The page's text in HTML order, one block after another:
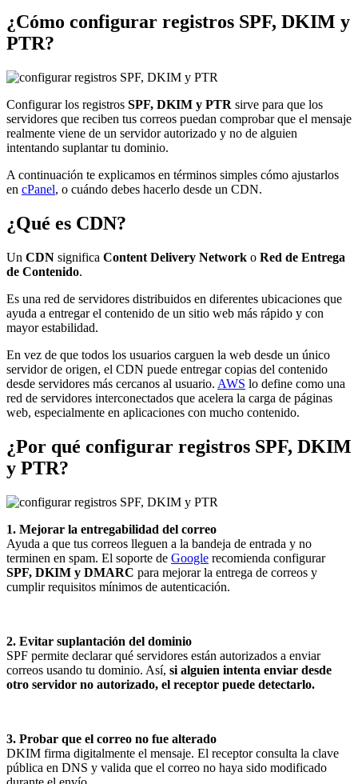
¿Cómo configurar registros SPF, DKIM y
PTR?
Configurar los registros SPF, DKIM y PTR sirve para que los
servidores que reciben tus correos puedan comprobar que el mensaje
realmente viene de un servidor autorizado y no de alguien
intentando suplantar tu dominio.
A continuación te explicamos en términos simples cómo ajustarlos
en cPanel, o cuándo debes hacerlo desde un CDN.
¿Qué es CDN?
Un CDN significa Content Delivery Network o Red de Entrega
de Contenido.
Es una red de servidores distribuidos en diferentes ubicaciones que
ayuda a entregar el contenido de un sitio web más rápido y con
mayor estabilidad.
En vez de que todos los usuarios carguen la web desde un único
servidor de origen, el CDN puede entregar copias del contenido
desde servidores más cercanos al usuario. AWS lo define como una
red de servidores interconectados que acelera la carga de páginas
web, especialmente en aplicaciones con mucho contenido.
¿Por qué configurar registros SPF, DKIM
y PTR?
1. Mejorar la entregabilidad del correo
Ayuda a que tus correos lleguen a la bandeja de entrada y no
terminen en spam. El soporte de Google recomienda configurar
SPF, DKIM y DMARC para mejorar la entrega de correos y
cumplir requisitos mínimos de autenticación.
2. Evitar suplantación del dominio
SPF permite declarar qué servidores están autorizados a enviar
correos usando tu dominio. Así, si alguien intenta enviar desde
otro servidor no autorizado, el receptor puede detectarlo.
3. Probar que el correo no fue alterado
DKIM firma digitalmente el mensaje. El receptor consulta la clave
pública en DNS y valida que el correo no haya sido modificado